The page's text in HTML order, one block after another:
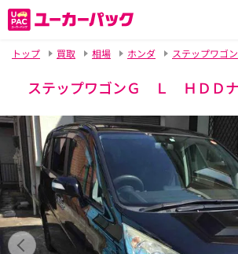
トップ
買取 相場 ホンダ ステップワゴン
ステップワゴンＧ Ｌ ＨＤＤ